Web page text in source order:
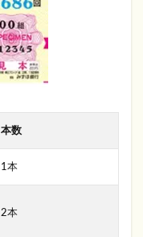
本数
1本
2本